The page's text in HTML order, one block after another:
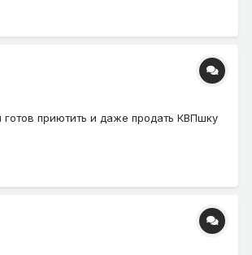
готов приютить и даже продать КВПшку